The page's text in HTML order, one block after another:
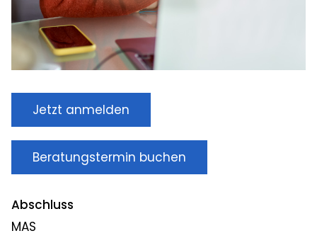
Jetzt anmelden
Beratungstermin buchen
Abschluss
MAS